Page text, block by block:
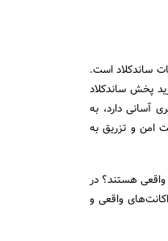
ساندکلاد است.
پخش ساندکلاد
آسانی دارد، به
امن و تزریق به
واقعی هستند؟ در
واقعی و